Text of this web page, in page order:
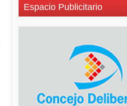
Espacio Publicitario